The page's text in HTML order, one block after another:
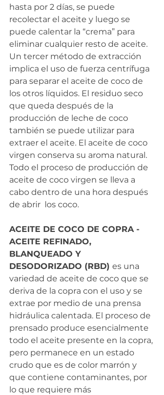
hasta por 2 días, se puede
recolectar el aceite y luego se
puede calentar la “crema” para
eliminar cualquier resto de aceite.
Un tercer método de extracción
implica el uso de fuerza centrífuga
para separar el aceite de coco de
los otros líquidos. El residuo seco
que queda después de la
producción de leche de coco
también se puede utilizar para
extraer el aceite. El aceite de coco
virgen conserva su aroma natural.
Todo el proceso de producción de
aceite de coco virgen se lleva a
cabo dentro de una hora después
de abrir  los coco.
ACEITE DE COCO DE COPRA -
ACEITE REFINADO,
BLANQUEADO Y
DESODORIZADO (RBD) es una
variedad de aceite de coco que se
deriva de la copra con el uso y se
extrae por medio de una prensa
hidráulica calentada. El proceso de
prensado produce esencialmente
todo el aceite presente en la copra,
pero permanece en un estado
crudo que es de color marrón y
que contiene contaminantes, por
lo que requiere más